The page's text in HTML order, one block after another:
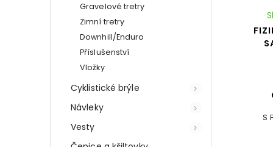
Gravelové tretry
Zimní tretry
Downhill/Enduro
Příslušenství
Vložky
Cyklistické brýle
Návleky
Vesty
S